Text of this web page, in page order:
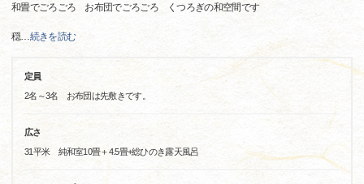
和畳でごろごろ お布団でごろごろ くつろぎの和空間です
穏…続きを読む
定員
2名～3名 お布団は先敷きです。
広さ
31平米 純和室10畳＋4.5畳+総ひのき露天風呂